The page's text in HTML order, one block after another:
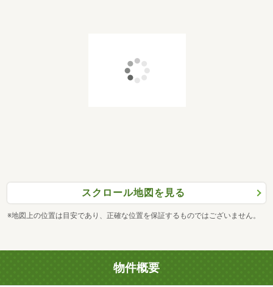
スクロール地図を見る
※地図上の位置は目安であり、正確な位置を保証するものではございません。
物件概要